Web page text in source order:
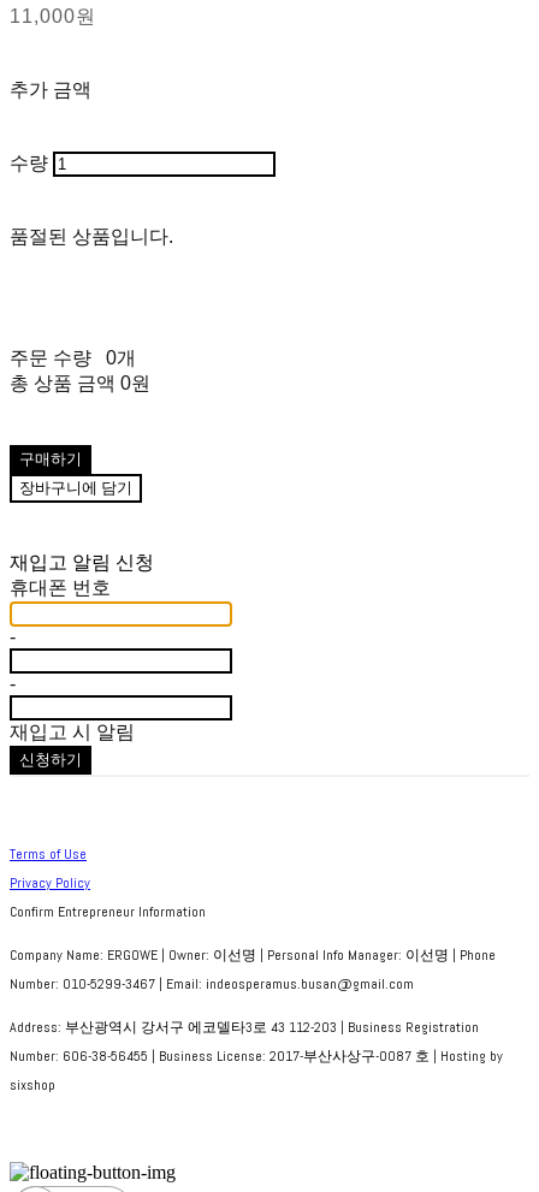
11,000원
추가 금액
수량
품절된 상품입니다.
주문 수량
0개
총 상품 금액 0원
구매하기
장바구니에 담기
재입고 알림 신청
휴대폰 번호
-
-
재입고 시 알림
신청하기
Terms of Use
Privacy Policy
Confirm Entrepreneur Information
Company Name: ERGOWE | Owner: 이선명 | Personal Info Manager: 이선명 | Phone
Number: 010-5299-3467 | Email: indeosperamus.busan@gmail.com
Address: 부산광역시 강서구 에코델타3로 43 112-203 | Business Registration
Number: 606-38-56455 | Business License: 2017-부산사상구-0087 호 | Hosting by
sixshop